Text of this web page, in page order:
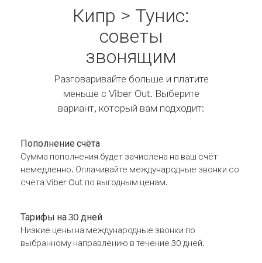
Кипр > Тунис:
советы
звонящим
Разговаривайте больше и платите
меньше с Viber Out. Выберите
вариант, который вам подходит:
Пополнение счёта
Сумма пополнения будет зачислена на ваш счёт
немедленно. Оплачивайте международные звонки со
счёта Viber Out по выгодным ценам.
Тарифы на 30 дней
Низкие цены на международные звонки по
выбранному направлению в течение 30 дней.